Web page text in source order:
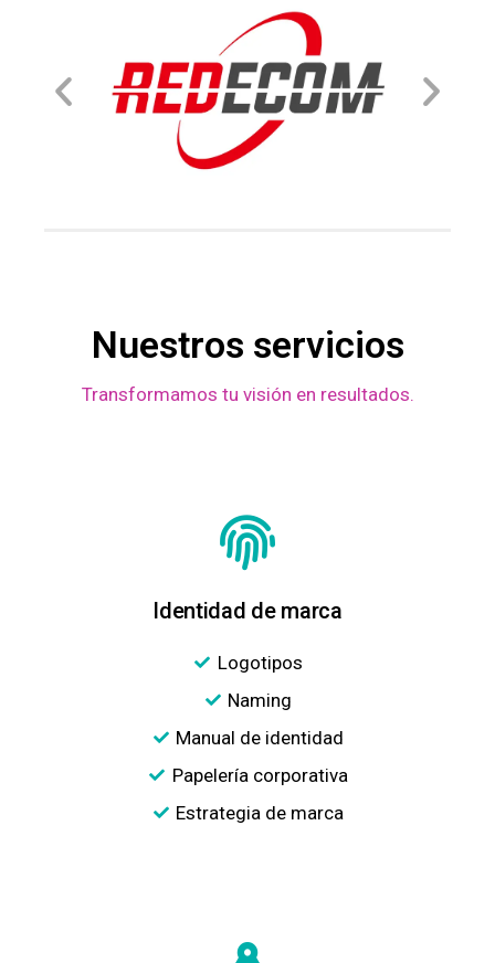
Nuestros servicios
Transformamos tu visión en resultados.
Identidad de marca
Logotipos
Naming
Manual de identidad
Papelería corporativa
Estrategia de marca